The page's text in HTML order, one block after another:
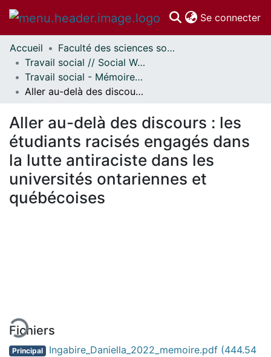
Se connecter
Communautés
et collections
Parcourir
Statistiques
À propos
Accueil
Faculté des sciences sociales // Faculty of Social Sciences
Travail social // Social Work
Travail social - Mémoires // Social Work - Research Papers
Aller au-delà des discours : les étudiants racisés engagés dans la lutte antiraciste dans les universités ontariennes et québécoises
Aller au-delà des discours : les
étudiants racisés engagés dans
la lutte antiraciste dans les
universités ontariennes et
québécoises
Fichiers
Principal Ingabire_Daniella_2022_memoire.pdf (444.54